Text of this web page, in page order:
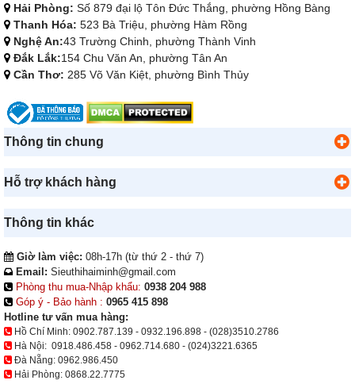
Hải Phòng: Số 879 đại lộ Tôn Đức Thắng, phường Hồng Bàng
Thanh Hóa: 523 Bà Triệu, phường Hàm Rồng
Nghệ An:43 Trường Chinh, phường Thành Vinh
Đắk Lắk:154 Chu Văn An, phường Tân An
Cần Thơ: 285 Võ Văn Kiệt, phường Bình Thủy
Thông tin chung
Hỗ trợ khách hàng
Thông tin khác
Giờ làm việc: 08h-17h (từ thứ 2 - thứ 7)
Email: Sieuthihaiminh@gmail.com
Phòng thu mua-Nhập khẩu: 0938 204 988
Góp ý - Bảo hành : 0965 415 898
Hotline tư vấn mua hàng:
Hồ Chí Minh: 0902.787.139 - 0932.196.898 - (028)3510.2786
Hà Nội: 0918.486.458 - 0962.714.680 - (024)3221.6365
Đà Nẵng: 0962.986.450
Hải Phòng: 0868.22.7775